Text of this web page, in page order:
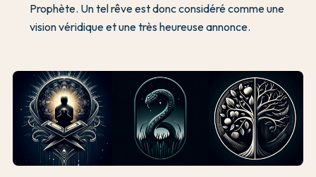
Prophète. Un tel rêve est donc considéré comme une
vision véridique et une très heureuse annonce.